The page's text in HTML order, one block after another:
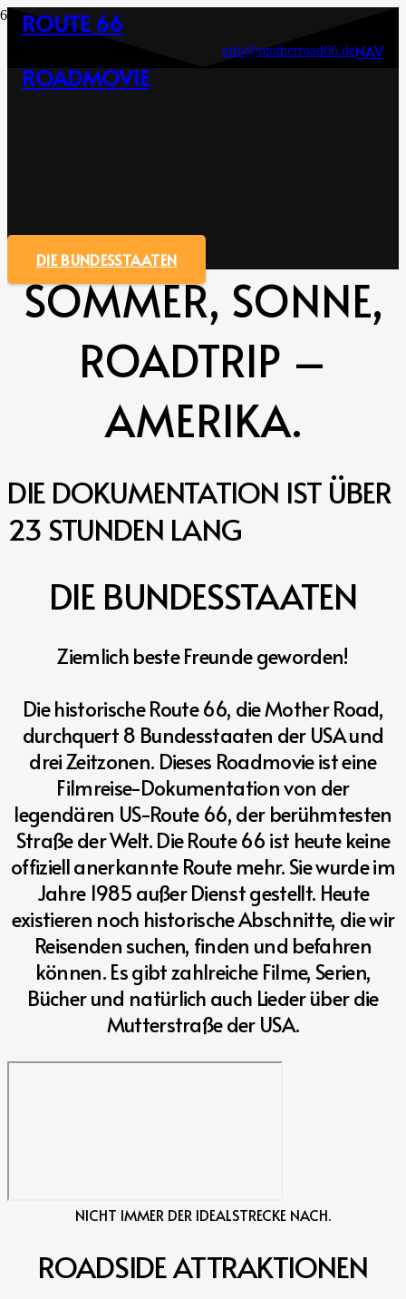
ROUTE 66
ROADMOVIE
info@motherroad66.deNAV
DIE BUNDESSTAATEN
SOMMER, SONNE,
ROADTRIP –
AMERIKA.
DIE DOKUMENTATION IST ÜBER
23 STUNDEN LANG
DIE BUNDESSTAATEN
Ziemlich beste Freunde geworden!
Die historische Route 66, die Mother Road,
durchquert 8 Bundesstaaten der USA und
drei Zeitzonen. Dieses Roadmovie ist eine
Filmreise-Dokumentation von der
legendären US-Route 66, der berühmtesten
Straße der Welt.Die Route 66 ist heute keine
offiziell anerkannte Route mehr. Sie wurde im
Jahre 1985 außer Dienst gestellt. Heute
existieren noch historische Abschnitte, die wir
Reisenden suchen, finden und befahren
können. Es gibt zahlreiche Filme, Serien,
Bücher und natürlich auch Lieder über die
Mutterstraße der USA.
NICHT IMMER DER IDEALSTRECKE NACH.
ROADSIDEATTRAKTIONEN